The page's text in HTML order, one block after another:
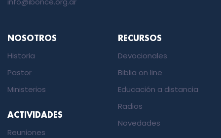
NOSOTROS
Historia
Pastor
Ministerios
ACTIVIDADES
Reuniones
RECURSOS
Devocionales
Biblia on line
Educación a distancia
Radios
Novedades